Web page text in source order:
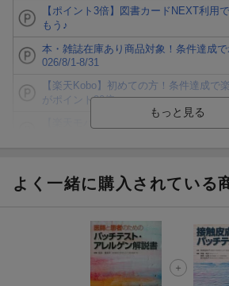
【ポイント3倍】図書カードNEXT利用
もう♪
本・雑誌在庫あり商品対象！条件達成
026/8/1-8/31
【楽天Kobo】初めての方！条件達成で
がポイント20倍
ト山分け
楽天モバイル紹介キャンペーンの拡散で
条件達成で楽天限定・宝塚歌劇 宙組貸
よく一緒に購入されている